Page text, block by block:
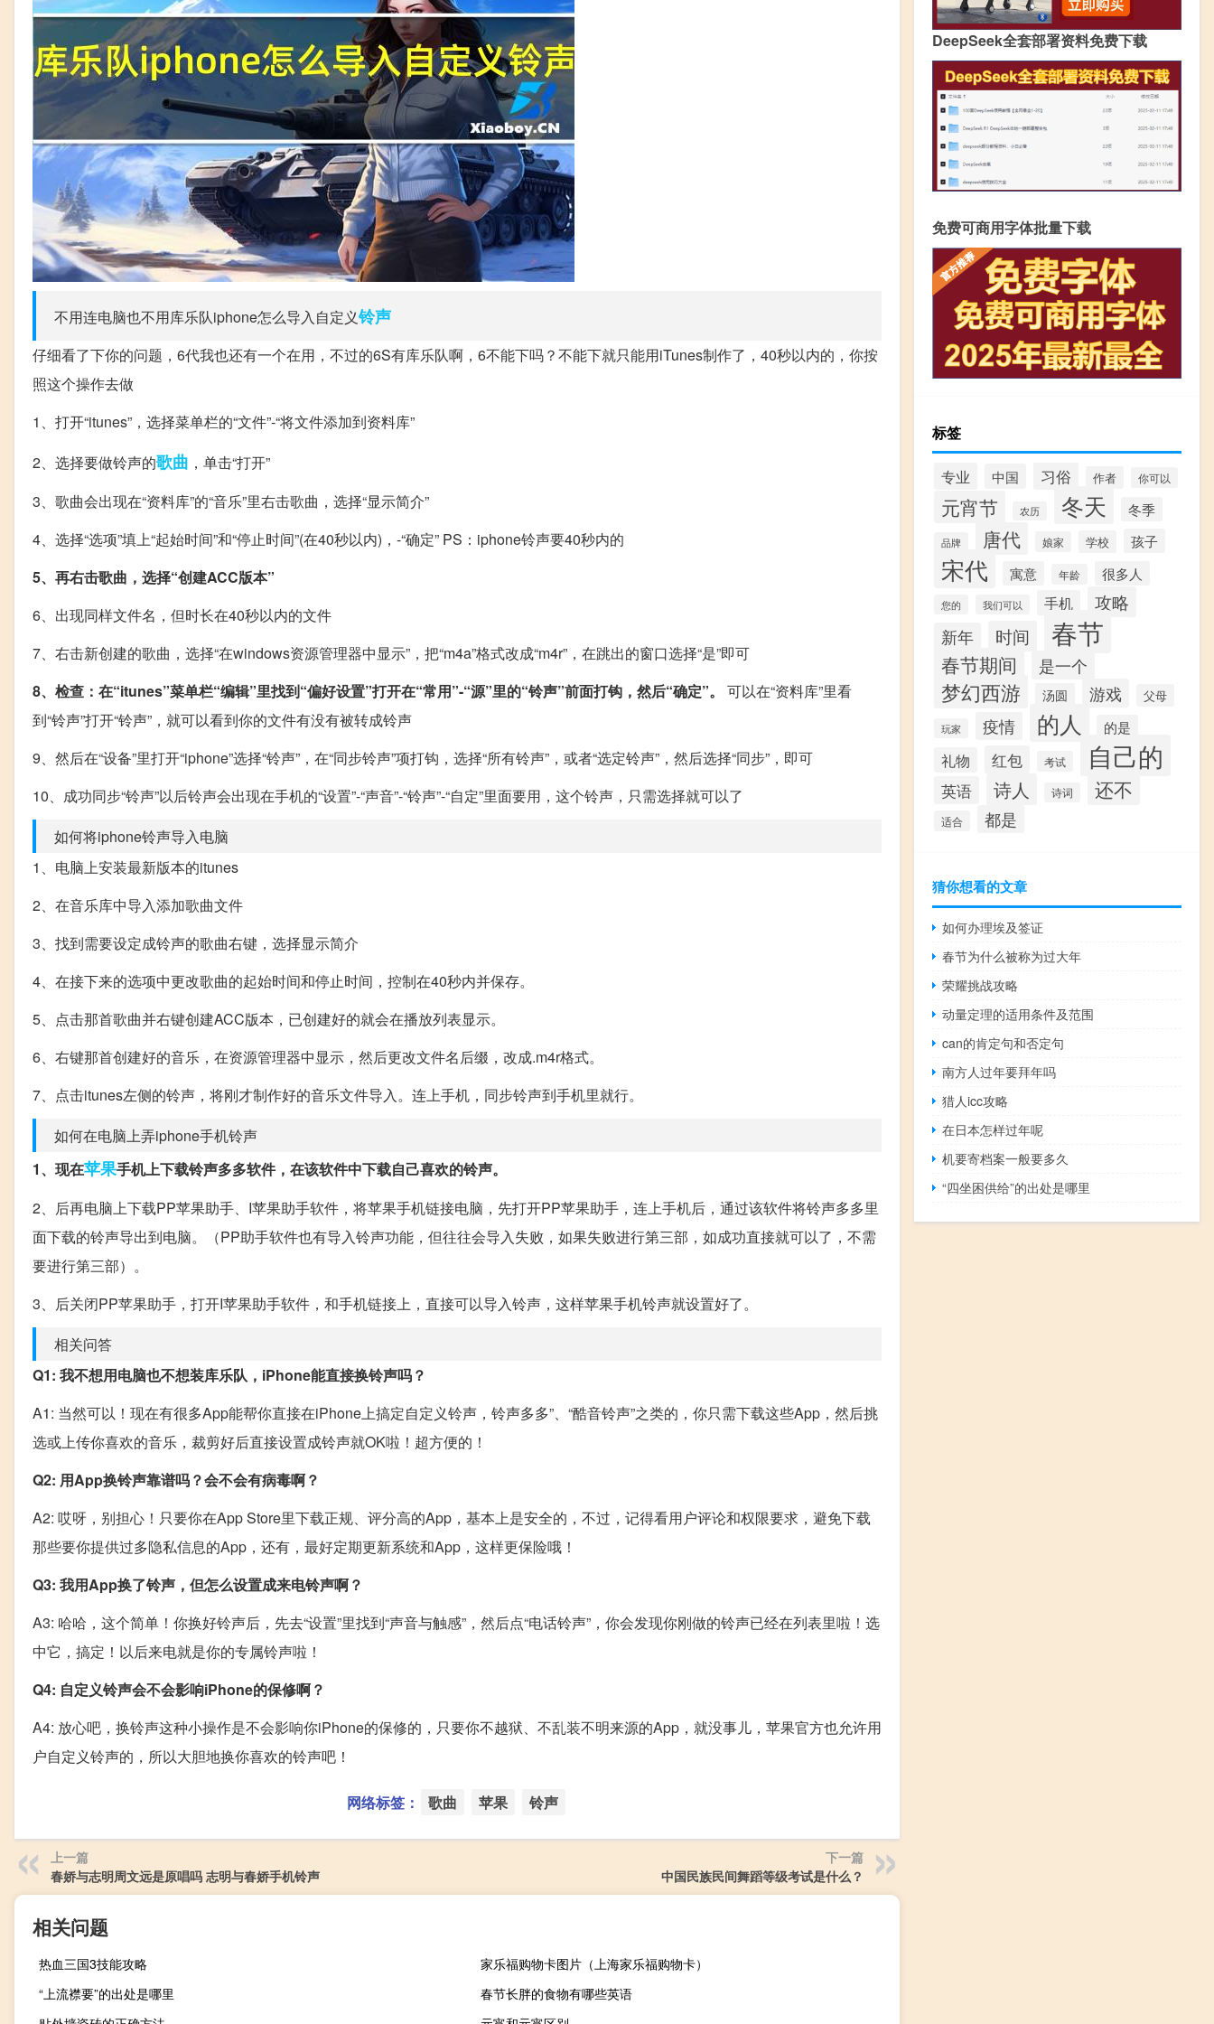
不用连电脑也不用库乐队iphone怎么导入自定义铃声
仔细看了下你的问题，6代我也还有一个在用，不过的6S有库乐队啊，6不能下吗？不能下就只能用iTunes制作了，40秒以内的，你按
照这个操作去做
1、打开“itunes”，选择菜单栏的“文件”-“将文件添加到资料库”
2、选择要做铃声的歌曲 ，单击“打开”
3、歌曲会出现在“资料库”的“音乐”里右击歌曲，选择“显示简介”
4、选择“选项”填上“起始时间”和“停止时间”(在40秒以内)，-“确定” PS：iphone铃声要40秒内的
5、再右击歌曲，选择“创建ACC版本”
6、出现同样文件名，但时长在40秒以内的文件
7、右击新创建的歌曲，选择“在windows资源管理器中显示”，把“m4a”格式改成“m4r”，在跳出的窗口选择“是”即可
8、检查：在“itunes”菜单栏“编辑”里找到“偏好设置”打开在“常用”-“源”里的“铃声”前面打钩，然后“确定”。
可以在“资料库”里看
到“铃声”打开“铃声”，就可以看到你的文件有没有被转成铃声
9、然后在“设备”里打开“iphone”选择“铃声”，在“同步铃声”项打钩，选择“所有铃声”，或者“选定铃声”，然后选择“同步”，即可
10、成功同步“铃声”以后铃声会出现在手机的“设置”-“声音”-“铃声”-“自定”里面要用，这个铃声，只需选择就可以了
如何将iphone铃声导入电脑
1、电脑上安装最新版本的itunes
2、在音乐库中导入添加歌曲文件
3、找到需要设定成铃声的歌曲右键，选择显示简介
4、在接下来的选项中更改歌曲的起始时间和停止时间，控制在40秒内并保存。
5、点击那首歌曲并右键创建ACC版本，已创建好的就会在播放列表显示。
6、右键那首创建好的音乐，在资源管理器中显示，然后更改文件名后缀，改成.m4r格式。
7、点击itunes左侧的铃声，将刚才制作好的音乐文件导入。连上手机，同步铃声到手机里就行。
如何在电脑上弄iphone手机铃声
1、现在苹果手机上下载铃声多多软件，在该软件中下载自己喜欢的铃声。
2、后再电脑上下载PP苹果助手、I苹果助手软件，将苹果手机链接电脑，先打开PP苹果助手，连上手机后，通过该软件将铃声多多里
面下载的铃声导出到电脑。（PP助手软件也有导入铃声功能，但往往会导入失败，如果失败进行第三部，如成功直接就可以了，不需
要进行第三部）。
3、后关闭PP苹果助手，打开I苹果助手软件，和手机链接上，直接可以导入铃声，这样苹果手机铃声就设置好了。
相关问答
Q1: 我不想用电脑也不想装库乐队，iPhone能直接换铃声吗？
A1: 当然可以！现在有很多App能帮你直接在iPhone上搞定自定义铃声，铃声多多”、“酷音铃声”之类的，你只需下载这些App，然后挑
选或上传你喜欢的音乐，裁剪好后直接设置成铃声就OK啦！超方便的！
Q2: 用App换铃声靠谱吗？会不会有病毒啊？
A2: 哎呀，别担心！只要你在App Store里下载正规、评分高的App，基本上是安全的，不过，记得看用户评论和权限要求，避免下载
那些要你提供过多隐私信息的App，还有，最好定期更新系统和App，这样更保险哦！
Q3: 我用App换了铃声，但怎么设置成来电铃声啊？
A3: 哈哈，这个简单！你换好铃声后，先去“设置”里找到“声音与触感”，然后点“电话铃声”，你会发现你刚做的铃声已经在列表里啦！选
中它，搞定！以后来电就是你的专属铃声啦！
Q4: 自定义铃声会不会影响iPhone的保修啊？
A4: 放心吧，换铃声这种小操作是不会影响你iPhone的保修的，只要你不越狱、不乱装不明来源的App，就没事儿，苹果官方也允许用
户自定义铃声的，所以大胆地换你喜欢的铃声吧！
网络标签： 歌曲 苹果 铃声
上一篇
春娇与志明周文远是原唱吗 志明与春娇手机铃声
下一篇
中国民族民间舞蹈等级考试是什么？
相关问题
热血三国3技能攻略
家乐福购物卡图片（上海家乐福购物卡）
“上流襟要”的出处是哪里
春节长胖的食物有哪些英语
DeepSeek全套部署资料免费下载
免费可商用字体批量下载
标签
专业 中国 习俗 作者 你可以
元宵节 农历 冬天 冬季
品牌 唐代 娘家 学校 孩子
宋代 寓意 年龄 很多人
您的 我们可以 手机 攻略
新年 时间 春节
春节期间 是一个
梦幻西游 汤圆 游戏 父母
玩家 疫情 的人 的是
礼物 红包 考试 自己的
英语 诗人 诗词 还不
适合 都是
猜你想看的文章
如何办理埃及签证
春节为什么被称为过大年
荣耀挑战攻略
动量定理的适用条件及范围
can的肯定句和否定句
南方人过年要拜年吗
猎人icc攻略
在日本怎样过年呢
机要寄档案一般要多久
“四坐困供给”的出处是哪里